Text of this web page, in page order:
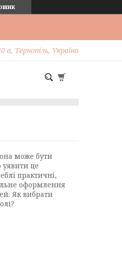
а, Тернопіль, Україна
може бути
уявити це
практичні,
оформлення
Як вибрати